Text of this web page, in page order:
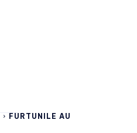
FURTUNILE AU